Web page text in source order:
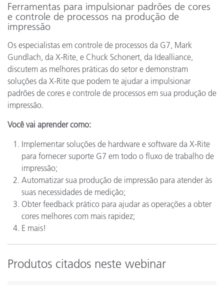
Ferramentas para impulsionar padrões de cores
e controle de processos na produção de
impressão
Os especialistas em controle de processos da G7, Mark
Gundlach, da X-Rite, e Chuck Schonert, da Idealliance,
discutem as melhores práticas do setor e demonstram
soluções da X-Rite que podem te ajudar a impulsionar
padrões de cores e controle de processos em sua produção de
impressão.
Você vai aprender como:
Implementar soluções de hardware e software da X-Rite
para fornecer suporte G7 em todo o fluxo de trabalho de
impressão;
Automatizar sua produção de impressão para atender às
suas necessidades de medição;
Obter feedback prático para ajudar as operações a obter
cores melhores com mais rapidez;
E mais!
Produtos citados neste webinar